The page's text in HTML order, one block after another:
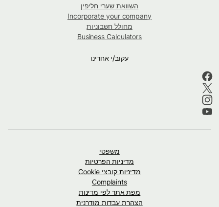
השוואת שערי חליפין
Incorporate your company
מחולל חשבוניות
Business Calculators
עקוב/י אחרינו
משפטי
מדיניות הפרטיות
מדיניות קובצי Cookie
Complaints
מפת אתר לפי מדינות
הצהרת עבדות מודרנית